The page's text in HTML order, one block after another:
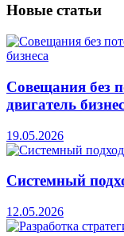
Новые статьи
Совещания без
двигатель
19.05.2026
Системный
12.05.2026